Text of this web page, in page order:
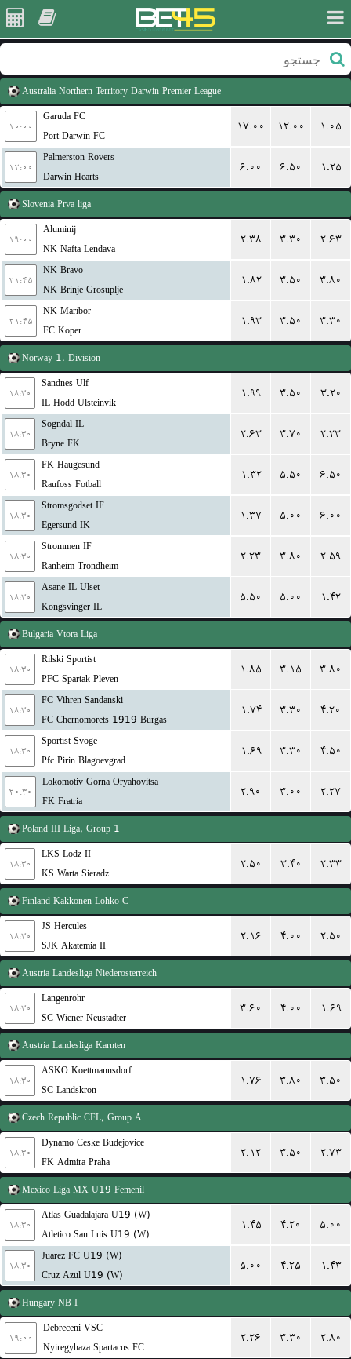
Australia Northern Territory Darwin Premier League
۱۰:۰۰
Garuda FC
Port Darwin FC
۱۷.۰۰ ۱۲.۰۰ ۱.۰۵
۱۲:۰۰
Palmerston Rovers
Darwin Hearts
۶.۰۰ ۶.۵۰ ۱.۲۵
Slovenia Prva liga
۱۹:۰۰
Aluminij
NK Nafta Lendava
۲.۳۸ ۳.۳۰ ۲.۶۳
۲۱:۴۵
NK Bravo
NK Brinje Grosuplje
۱.۸۲ ۳.۵۰ ۳.۸۰
۲۱:۴۵
NK Maribor
FC Koper
۱.۹۳ ۳.۵۰ ۳.۳۰
Norway 1. Division
۱۸:۳۰
Sandnes Ulf
IL Hodd Ulsteinvik
۱.۹۹ ۳.۵۰ ۳.۲۰
۱۸:۳۰
Sogndal IL
Bryne FK
۲.۶۳ ۳.۷۰ ۲.۲۳
۱۸:۳۰
FK Haugesund
Raufoss Fotball
۱.۳۲ ۵.۵۰ ۶.۵۰
۱۸:۳۰
Stromsgodset IF
Egersund IK
۱.۳۷ ۵.۰۰ ۶.۰۰
۱۸:۳۰
Strommen IF
Ranheim Trondheim
۲.۲۳ ۳.۸۰ ۲.۵۹
۱۸:۳۰
Asane IL Ulset
Kongsvinger IL
۵.۵۰ ۵.۰۰ ۱.۴۲
Bulgaria Vtora Liga
۱۸:۳۰
Rilski Sportist
PFC Spartak Pleven
۱.۸۵ ۳.۱۵ ۳.۸۰
۱۸:۳۰
FC Vihren Sandanski
FC Chernomorets 1919 Burgas
۱.۷۴ ۳.۳۰ ۴.۲۰
۱۸:۳۰
Sportist Svoge
Pfc Pirin Blagoevgrad
۱.۶۹ ۳.۳۰ ۴.۵۰
۲۰:۳۰
Lokomotiv Gorna Oryahovitsa
FK Fratria
۲.۹۰ ۳.۰۰ ۲.۲۷
Poland III Liga, Group 1
۱۸:۳۰
LKS Lodz II
KS Warta Sieradz
۲.۵۰ ۳.۴۰ ۲.۳۳
Finland Kakkonen Lohko C
۱۸:۳۰
JS Hercules
SJK Akatemia II
۲.۱۶ ۴.۰۰ ۲.۵۰
Austria Landesliga Niederosterreich
۱۸:۳۰
Langenrohr
SC Wiener Neustadter
۳.۶۰ ۴.۰۰ ۱.۶۹
Austria Landesliga Karnten
۱۸:۳۰
ASKO Koettmannsdorf
SC Landskron
۱.۷۶ ۳.۸۰ ۳.۵۰
Czech Republic CFL, Group A
۱۸:۳۰
Dynamo Ceske Budejovice
FK Admira Praha
۲.۱۲ ۳.۵۰ ۲.۷۳
Mexico Liga MX U19 Femenil
۱۸:۳۰
Atlas Guadalajara U19 (W)
Atletico San Luis U19 (W)
۱.۴۵ ۴.۲۰ ۵.۰۰
۱۸:۳۰
Juarez FC U19 (W)
Cruz Azul U19 (W)
۵.۰۰ ۴.۲۵ ۱.۴۳
Hungary NB I
۱۹:۰۰
Debreceni VSC
Nyiregyhaza Spartacus FC
۲.۲۶ ۳.۳۰ ۲.۸۰